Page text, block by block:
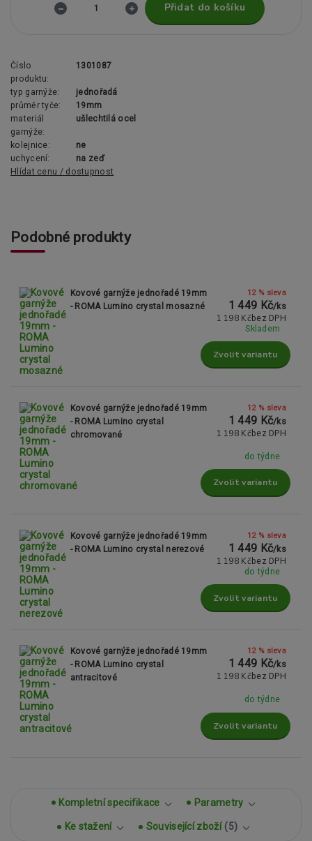
Přidat do košíku
Číslo
produktu:
1301087
typ garnýže:
jednořadá
průměr tyče:
19mm
materiál
garnýže:
ušlechtilá ocel
kolejnice:
ne
uchycení:
na zeď
Hlídat cenu / dostupnost
Podobné produkty
Kovové garnýže jednořadé 19mm
- ROMA Lumino crystal mosazné
12 % sleva
1 449 Kč/ks
1 198 Kč bez DPH
Skladem
Zvolit variantu
Kovové garnýže jednořadé 19mm
- ROMA Lumino crystal
chromované
12 % sleva
1 449 Kč/ks
1 198 Kč bez DPH
do týdne
Zvolit variantu
Kovové garnýže jednořadé 19mm
- ROMA Lumino crystal nerezové
12 % sleva
1 449 Kč/ks
1 198 Kč bez DPH
do týdne
Zvolit variantu
Kovové garnýže jednořadé 19mm
- ROMA Lumino crystal
antracitové
12 % sleva
1 449 Kč/ks
1 198 Kč bez DPH
do týdne
Zvolit variantu
Kompletní specifikace Parametry
Ke stažení Související zboží 5